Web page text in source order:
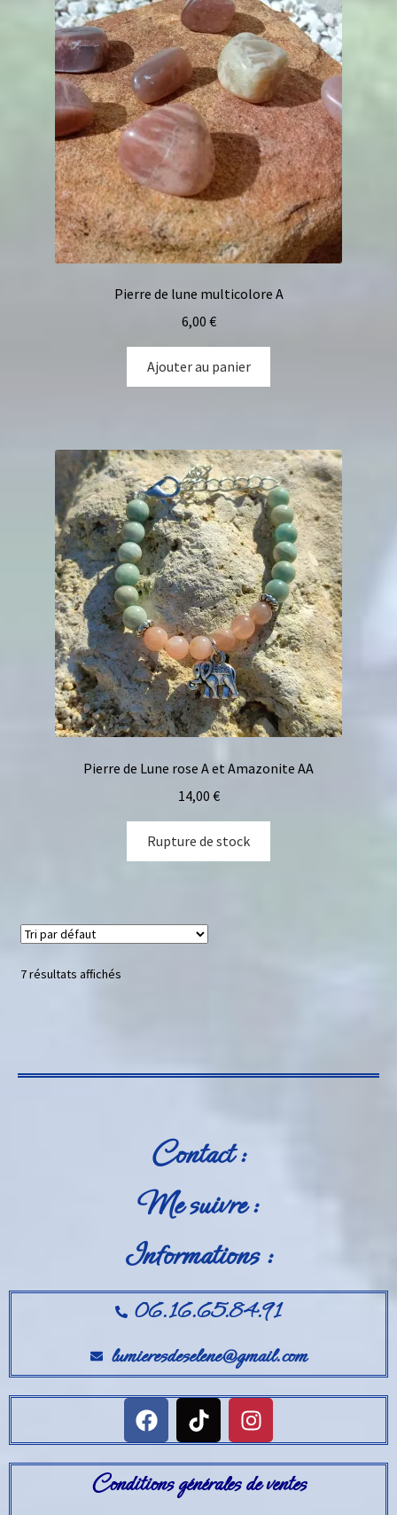
Pierre de lune multicolore A
6,00 €
Ajouter au panier
Pierre de Lune rose A et Amazonite AA
14,00 €
Rupture de stock
7 résultats affichés
Contact :
Me suivre :
Informations :
06.16.65.84.91
lumieresdeselene@gmail.com
Conditions générales de ventes